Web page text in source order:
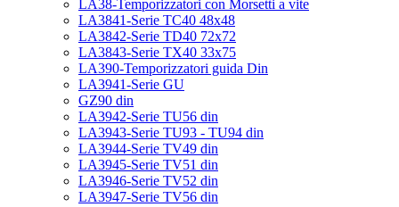
LA38-Temporizzatori con Morsetti a vite
LA3841-Serie TC40 48x48
LA3842-Serie TD40 72x72
LA3843-Serie TX40 33x75
LA390-Temporizzatori guida Din
LA3941-Serie GU
GZ90 din
LA3942-Serie TU56 din
LA3943-Serie TU93 - TU94 din
LA3944-Serie TV49 din
LA3945-Serie TV51 din
LA3946-Serie TV52 din
LA3947-Serie TV56 din